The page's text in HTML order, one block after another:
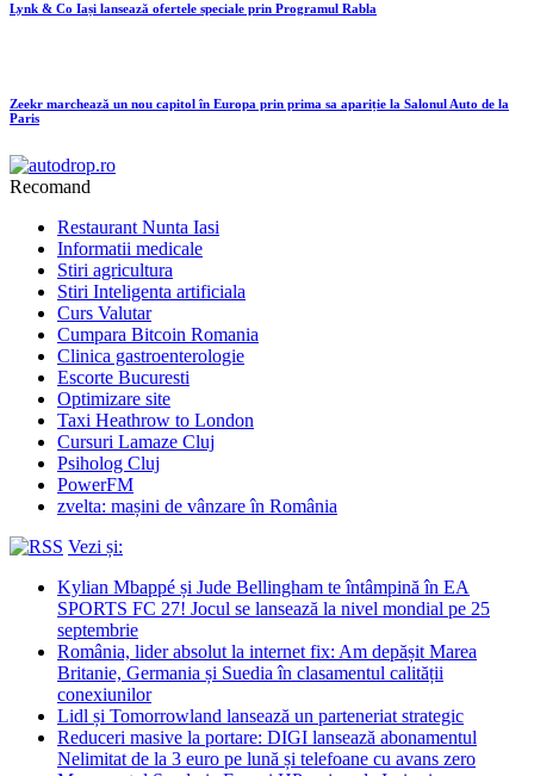
Lynk & Co Iași lansează ofertele speciale prin Programul Rabla
Zeekr marchează un nou capitol în Europa prin prima sa apariție la Salonul Auto de la
Paris
Recomand
Restaurant Nunta Iasi
Informatii medicale
Stiri agricultura
Stiri Inteligenta artificiala
Curs Valutar
Cumpara Bitcoin Romania
Clinica gastroenterologie
Escorte Bucuresti
Optimizare site
Taxi Heathrow to London
Cursuri Lamaze Cluj
Psiholog Cluj
PowerFM
zvelta: mașini de vânzare în România
Vezi și:
Kylian Mbappé și Jude Bellingham te întâmpină în EA
SPORTS FC 27! Jocul se lansează la nivel mondial pe 25
septembrie
România, lider absolut la internet fix: Am depășit Marea
Britanie, Germania și Suedia în clasamentul calității
conexiunilor
Lidl și Tomorrowland lansează un parteneriat strategic
Reduceri masive la portare: DIGI lansează abonamentul
Nelimitat de la 3 euro pe lună și telefoane cu avans zero